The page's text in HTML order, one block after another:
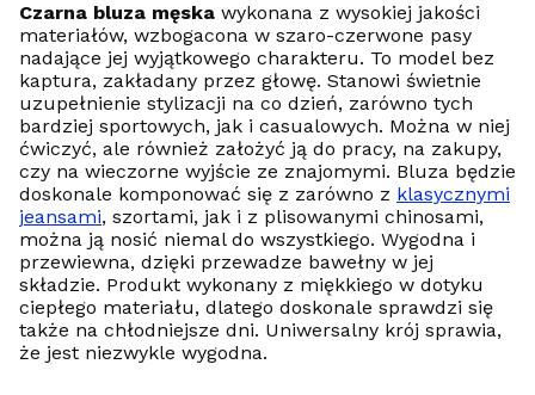
Czarna bluza męska wykonana z wysokiej jakości
materiałów, wzbogacona w szaro-czerwone pasy
nadające jej wyjątkowego charakteru. To model bez
kaptura, zakładany przez głowę. Stanowi świetnie
uzupełnienie stylizacji na co dzień, zarówno tych
bardziej sportowych, jak i casualowych. Można w niej
ćwiczyć, ale również założyć ją do pracy, na zakupy,
czy na wieczorne wyjście ze znajomymi. Bluza będzie
doskonale komponować się z zarówno z klasycznymi
jeansami, szortami, jak i z plisowanymi chinosami,
można ją nosić niemal do wszystkiego. Wygodna i
przewiewna, dzięki przewadze bawełny w jej
składzie. Produkt wykonany z miękkiego w dotyku
ciepłego materiału, dlatego doskonale sprawdzi się
także na chłodniejsze dni. Uniwersalny krój sprawia,
że jest niezwykle wygodna.